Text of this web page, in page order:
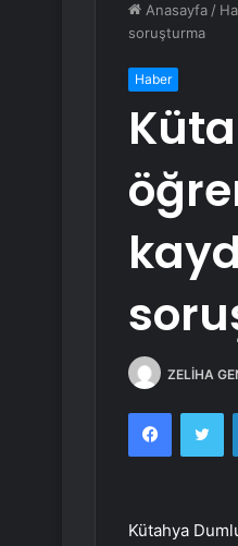
Anasayfa /
soruşturma
Haber
ZELİHA
Facebook
Kütahya